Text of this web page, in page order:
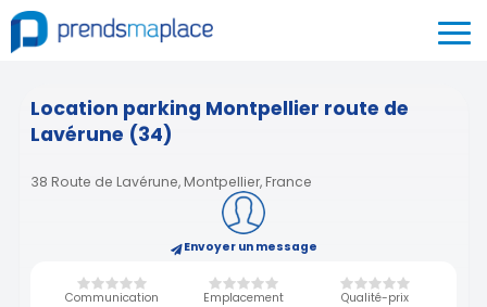
Location parking Montpellier route de
Lavérune (34)
38 Route de Lavérune, Montpellier, France
Envoyer un message
Communication Emplacement Qualité-prix